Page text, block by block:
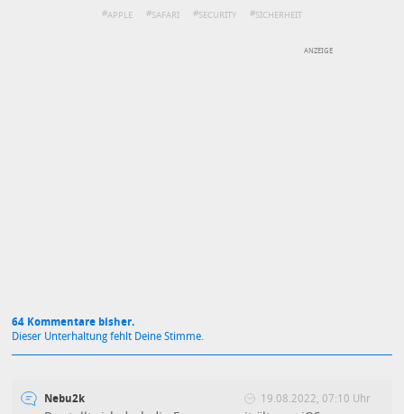
APPLE SAFARI SECURITY SICHERHEIT
64 Kommentare bisher.
Dieser Unterhaltung fehlt Deine Stimme.
Nebu2k 19.08.2022, 07:10 Uhr